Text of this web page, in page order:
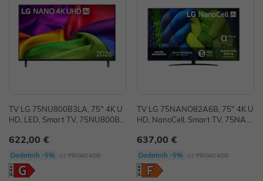
TV LG 75NU800B3LA, 75" 4K U
HD, LED, Smart TV, 75NU800B3
622,00 €
Dodatnih -5% uz PROMO KOD
TV LG 75NANO82A6B, 75" 4K U
HD, NanoCell, Smart TV, 75NAN
637,00 €
Dodatnih -5% uz PROMO KOD